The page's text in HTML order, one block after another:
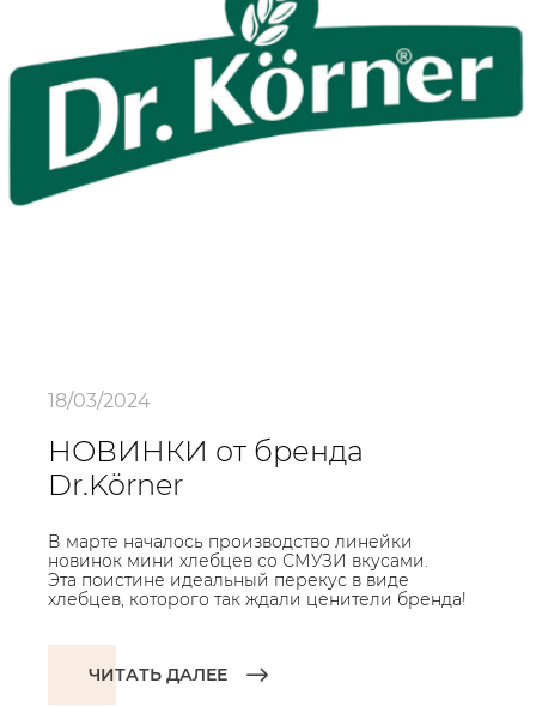
18/03/2024
НОВИНКИ от бренда
Dr.Körner
В марте началось производство линейки
новинок мини хлебцев со СМУЗИ вкусами.
Эта поистине идеальный перекус в виде
хлебцев, которого так ждали ценители бренда!
ЧИТАТЬ ДАЛЕЕ